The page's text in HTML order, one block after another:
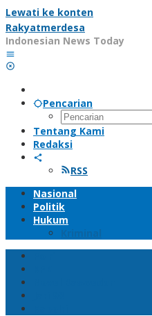
Lewati ke konten
Rakyatmerdesa
Indonesian News Today
Pencarian
Tentang Kami
Redaksi
RSS
Nasional
Politik
Hukum
Kriminal